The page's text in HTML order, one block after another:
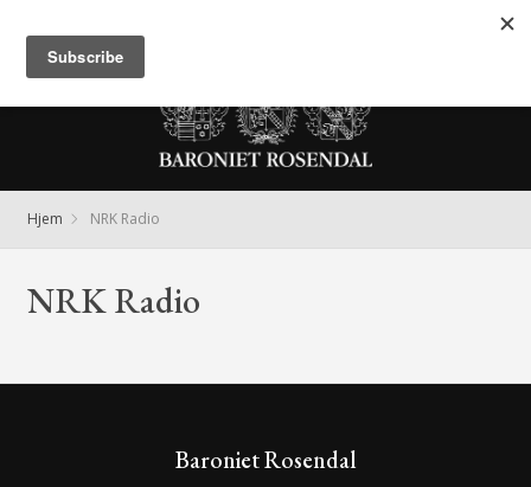
Hjem NRK Radio
NRK Radio
Baroniet Rosendal